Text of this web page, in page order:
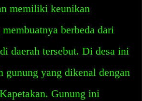
memiliki keunikan
berbeda dari
daerah tersebut. Di desa ini
gunung yang dikenal dengan
Gunung ini